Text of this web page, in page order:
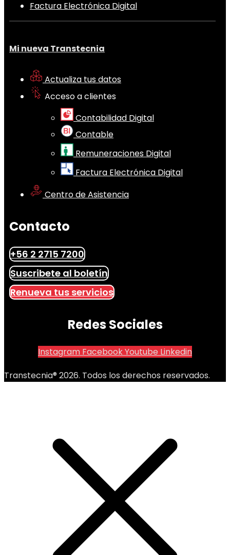
Factura Electrónica Digital
Mi nueva Transtecnia
Actualiza tus datos
Acceso a clientes
Contabilidad Digital
Contable
Remuneraciones Digital
Factura Electrónica Digital
Centro de Asistencia
Contacto
+56 2 2715 7200
Suscribete al boletín
Renueva tus servicios
Redes Sociales
Instagram FacebookYoutube Linkedin
Transtecnia® 2026. Todos los derechos reservados.